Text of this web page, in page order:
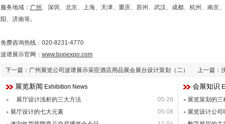
服务地域： 广州 、深圳、北京、上海、天津、重庆、苏州、武汉、成都、杭州、南京
阳、济南等。
免费咨询热线：020-8231-4770
波谱展示官网： www.bopexpo.com
上一篇：
下一篇： 广州展览公司波谱展示采臣酒店用品展会展台设计策划（二）
展览新闻 Exhibition News 会展知识
05-28
展厅设计浅析的三大方法
05-08
展厅设计的七大元素
展览策划的三
展览设计公司